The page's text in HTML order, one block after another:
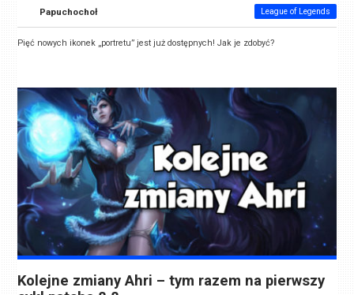
Papuchochoł League of Legends
Pięć nowych ikonek „portretu” jest już dostępnych! Jak je zdobyć?
Kolejne zmiany Ahri – tym razem na pierwszy